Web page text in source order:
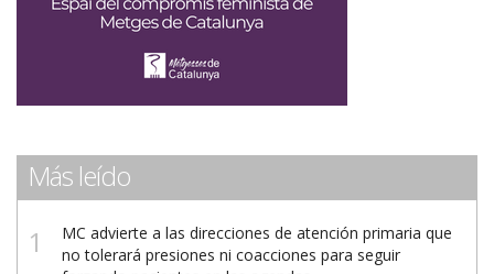
Más leído
MC advierte a las direcciones de atención primaria que
no tolerará presiones ni coacciones para seguir